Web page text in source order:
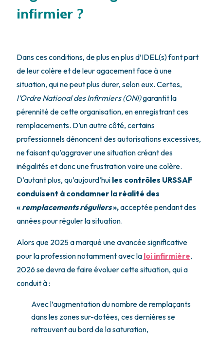
infirmier ?
Dans ces conditions, de plus en plus d’IDEL(s) font part
de leur colère et de leur agacement face à une
situation, qui ne peut plus durer, selon eux. Certes,
l’Ordre National des Infirmiers (ONI)garantit la
pérennité de cette organisation, en enregistrant ces
remplacements. D’un autre côté, certains
professionnels dénoncent des autorisations excessives,
ne faisant qu’aggraver une situation créant des
inégalités et donc une frustration voire une colère.
D’autant plus, qu’aujourd’hui les contrôles URSSAF
conduisent à condamner la réalité des
« remplacements réguliers»,acceptée pendant des
années pour réguler la situation.
Alors que 2025 a marqué une avancée significative
pour la profession notamment avec la loi infirmière,
2026 se devra de faire évoluer cette situation, qui a
conduit à :
Avec l’augmentation du nombre de remplaçants
dans les zones sur-dotées, ces dernières se
retrouvent au bord de la saturation,